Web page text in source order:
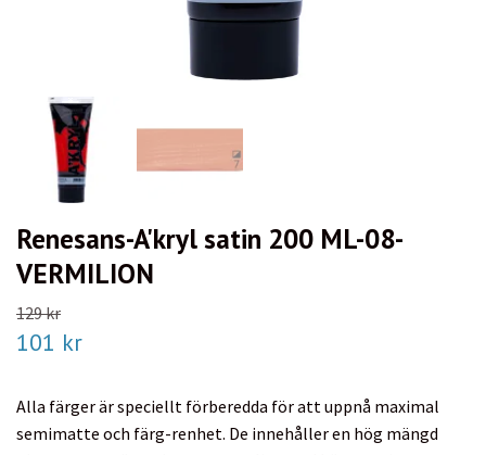
Renesans-A'kryl satin 200 ML-08-
VERMILION
129 kr
101 kr
Alla färger är speciellt förberedda för att uppnå maximal
semimatte och färg-renhet. De innehåller en hög mängd